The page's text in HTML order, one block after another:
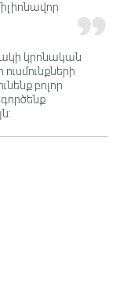
կրոնական
բոլոր